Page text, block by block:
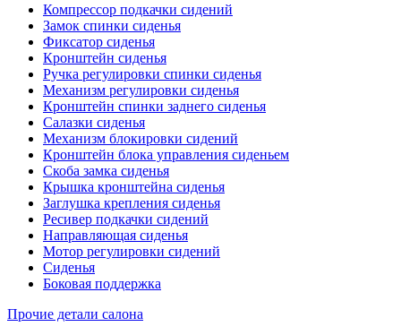
Компрессор подкачки сидений
Замок спинки сиденья
Фиксатор сиденья
Кронштейн сиденья
Ручка регулировки спинки сиденья
Механизм регулировки сиденья
Кронштейн спинки заднего сиденья
Салазки сиденья
Механизм блокировки сидений
Кронштейн блока управления сиденьем
Скоба замка сиденья
Крышка кронштейна сиденья
Заглушка крепления сиденья
Ресивер подкачки сидений
Направляющая сиденья
Мотор регулировки сидений
Сиденья
Боковая поддержка
Прочие детали салона